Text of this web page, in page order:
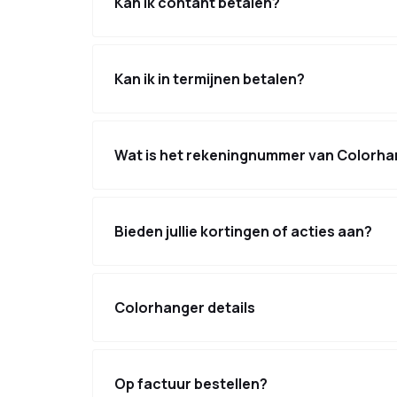
Kan ik in termijnen betalen?
Wat is het rekeningnummer van
Bieden jullie kortingen of acties aan?
Colorhanger details
Op factuur bestellen?